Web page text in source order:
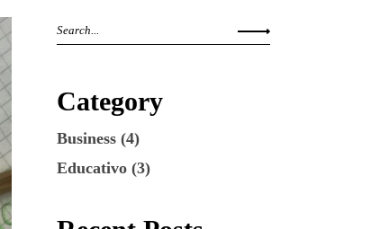
Category
Business(4)
Educativo(3)